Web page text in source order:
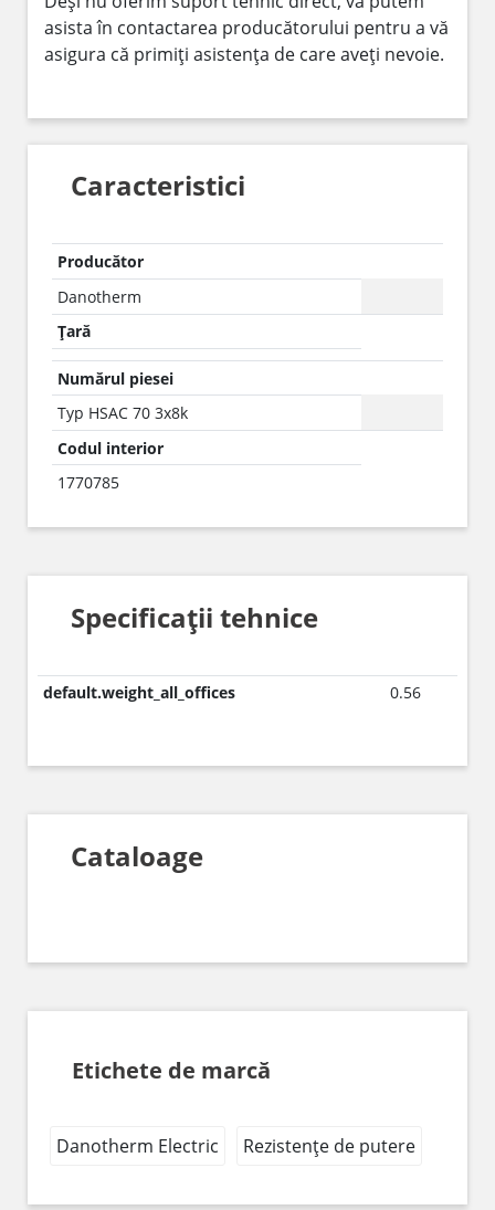
asista în contactarea producătorului pentru a vă
asigura că primiți asistența de care aveți nevoie.
Caracteristici
Producător
Danotherm
Țară
Numărul piesei
Typ HSAC 70 3x8k
Codul interior
1770785
Specificații tehnice
default.weight_all_offices 0.56
Cataloage
Etichete de marcă
Danotherm Electric Rezistențe de putere